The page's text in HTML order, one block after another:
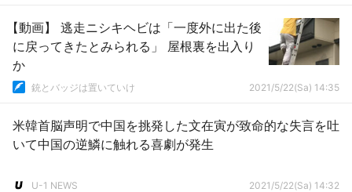
【動画】 逃走ニシキヘビは「一度外に出た後
に戻ってきたとみられる」 屋根裏を出入り
か
銃とバッジは置いていけ 2021/5/22(Sa) 14:35
米韓首脳声明で中国を挑発した文在寅が致命的な失言を吐
いて中国の逆鱗に触れる喜劇が発生
U-1 NEWS 2021/5/22(Sa) 14:32